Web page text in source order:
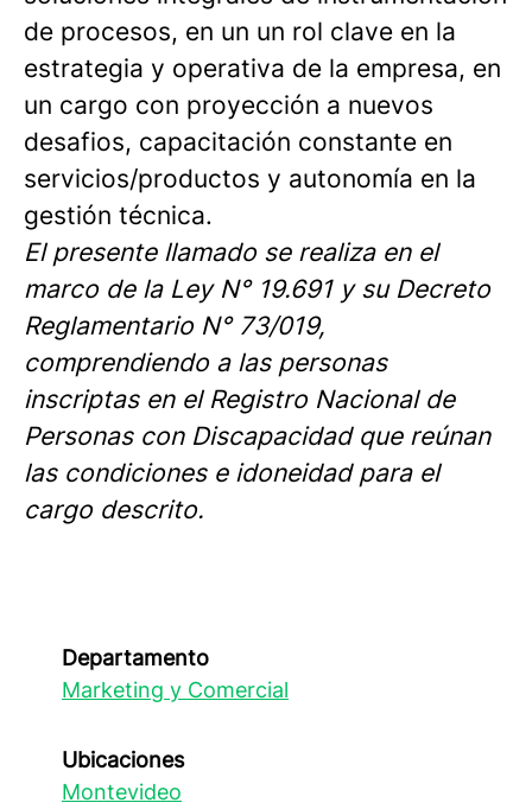
de procesos, en un un rol clave en la
estrategia y operativa de la empresa, en
un cargo con proyección a nuevos
desafios, capacitación constante en
servicios/productos y autonomía en la
gestión técnica.
El presente llamado se realiza en el
marco de la Ley N° 19.691 y su Decreto
Reglamentario N° 73/019,
comprendiendo a las personas
inscriptas en el Registro Nacional de
Personas con Discapacidad que reúnan
las condiciones e idoneidad para el
cargo descrito.
Departamento
Marketing y Comercial
Ubicaciones
Montevideo